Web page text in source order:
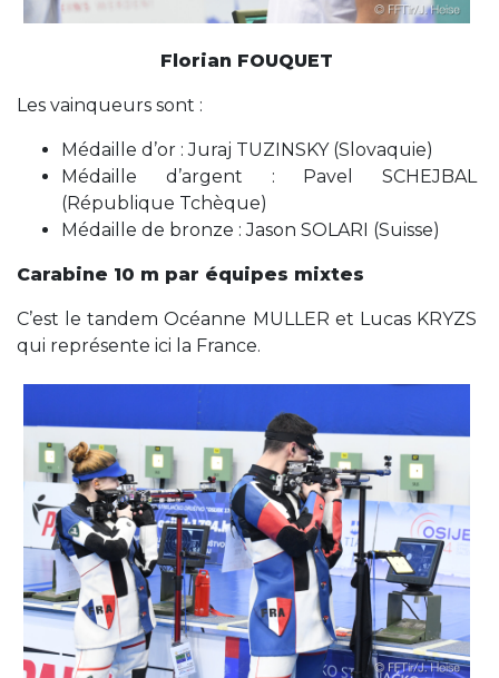
Florian FOUQUET
Les vainqueurs sont :
Médaille d’or : Juraj TUZINSKY (Slovaquie)
Médaille d’argent : Pavel SCHEJBAL
(République Tchèque)
Médaille de bronze : Jason SOLARI (Suisse)
Carabine 10 m par équipes mixtes
C’est le tandem Océanne MULLER et Lucas KRYZS
qui représente ici la France.